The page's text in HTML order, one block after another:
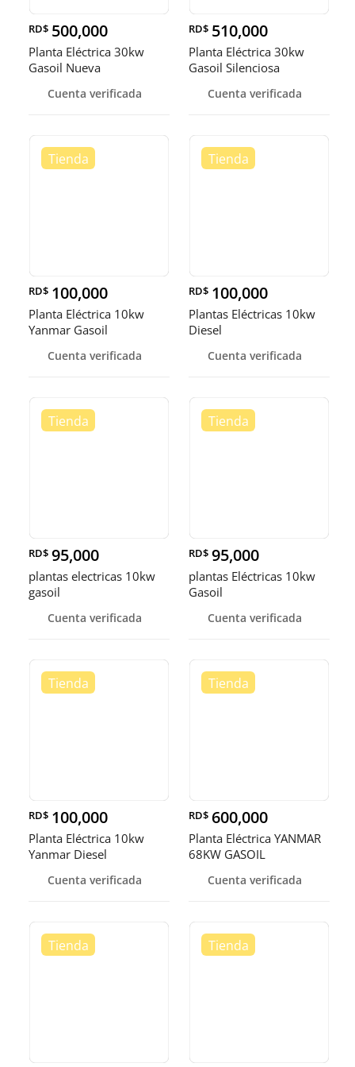
RD$ 500,000
Planta Eléctrica 30kw
Gasoil Nueva
Cuenta verificada
RD$ 510,000
Planta Eléctrica 30kw
Gasoil Silenciosa
Cuenta verificada
RD$ 100,000
Planta Eléctrica 10kw
Yanmar Gasoil
Cuenta verificada
RD$ 100,000
Plantas Eléctricas 10kw
Diesel
Cuenta verificada
RD$ 95,000
plantas electricas 10kw
gasoil
Cuenta verificada
RD$ 95,000
plantas Eléctricas 10kw
Gasoil
Cuenta verificada
RD$ 100,000
Planta Eléctrica 10kw
Yanmar Diesel
Cuenta verificada
RD$ 600,000
Planta Eléctrica YANMAR
68KW GASOIL
Cuenta verificada